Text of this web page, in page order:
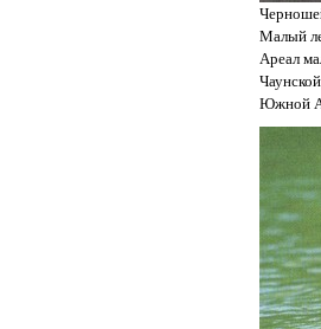
Малый
Ареал
Южной